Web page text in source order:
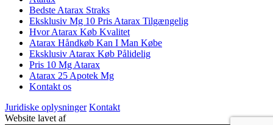
Bedste Atarax Straks
Eksklusiv Mg 10 Pris Atarax Tilgængelig
Hvor Atarax Køb Kvalitet
Atarax Håndkøb Kan I Man Købe
Eksklusiv Atarax Køb Pålidelig
Pris 10 Mg Atarax
Atarax 25 Apotek Mg
Kontakt os
Juridiske oplysninger Kontakt
Website lavet af